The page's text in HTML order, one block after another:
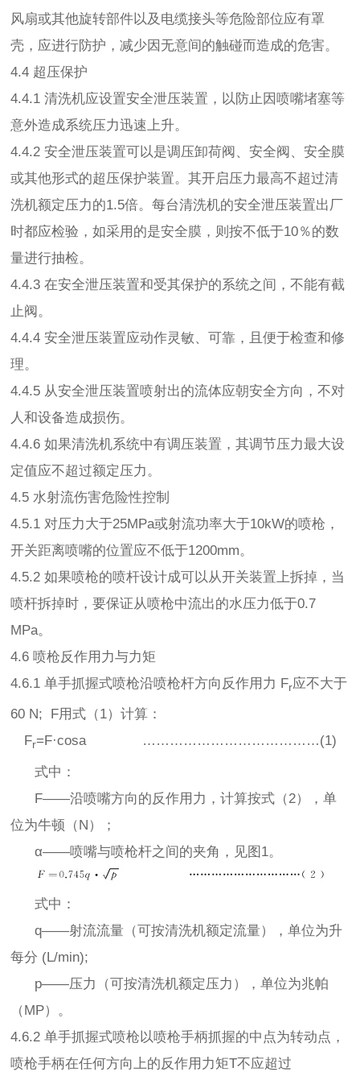
风扇或其他旋转部件以及电缆接头等危险部位应有罩
壳，应进行防护，减少因无意间的触碰而造成的危害。
4.4 超压保护
4.4.1 清洗机应设置安全泄压装置，以防止因喷嘴堵塞等
意外造成系统压力迅速上升。
4.4.2 安全泄压装置可以是调压卸荷阀、安全阀、安全膜
或其他形式的超压保护装置。其开启压力最高不超过清
洗机额定压力的1.5倍。每台清洗机的安全泄压装置出厂
时都应检验，如采用的是安全膜，则按不低于10％的数
量进行抽检。
4.4.3 在安全泄压装置和受其保护的系统之间，不能有截
止阀。
4.4.4 安全泄压装置应动作灵敏、可靠，且便于检查和修
理。
4.4.5 从安全泄压装置喷射出的流体应朝安全方向，不对
人和设备造成损伤。
4.4.6 如果清洗机系统中有调压装置，其调节压力最大设
定值应不超过额定压力。
4.5 水射流伤害危险性控制
4.5.1 对压力大于25MPa或射流功率大于10kW的喷枪，
开关距离喷嘴的位置应不低于1200mm。
4.5.2 如果喷枪的喷杆设计成可以从开关装置上拆掉，当
喷杆拆掉时，要保证从喷枪中流出的水压力低于0.7
MPa。
4.6 喷枪反作用力与力矩
4.6.1 单手抓握式喷枪沿喷枪杆方向反作用力 Fr应不大于
60 N; F用式（1）计算：
Fr=F·cosa …………………………………(1)
式中：
F——沿喷嘴方向的反作用力，计算按式（2），单
位为牛顿（N）；
α——喷嘴与喷枪杆之间的夹角，见图1。
式中：
q——射流流量（可按清洗机额定流量），单位为升
每分 (L/min);
p——压力（可按清洗机额定压力），单位为兆帕
（MP）。
4.6.2 单手抓握式喷枪以喷枪手柄抓握的中点为转动点，
喷枪手柄在任何方向上的反作用力矩T不应超过